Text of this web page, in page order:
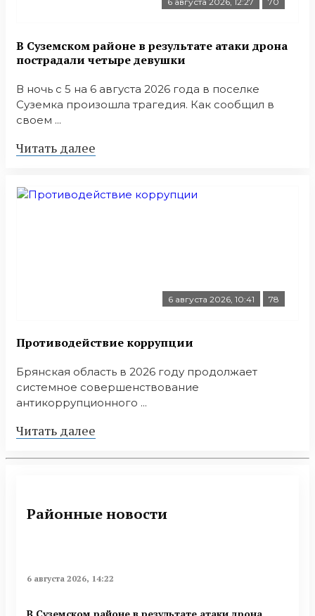
В Суземском районе в результате атаки дрона
пострадали четыре девушки
В ночь с 5 на 6 августа 2026 года в поселке
Суземка произошла трагедия. Как сообщил в
своем ...
Читать далее
6 августа 2026, 10:41 78
Противодействие коррупции
Брянская область в 2026 году продолжает
системное совершенствование
антикоррупционного ...
Читать далее
Районные новости
6 августа 2026, 14:22